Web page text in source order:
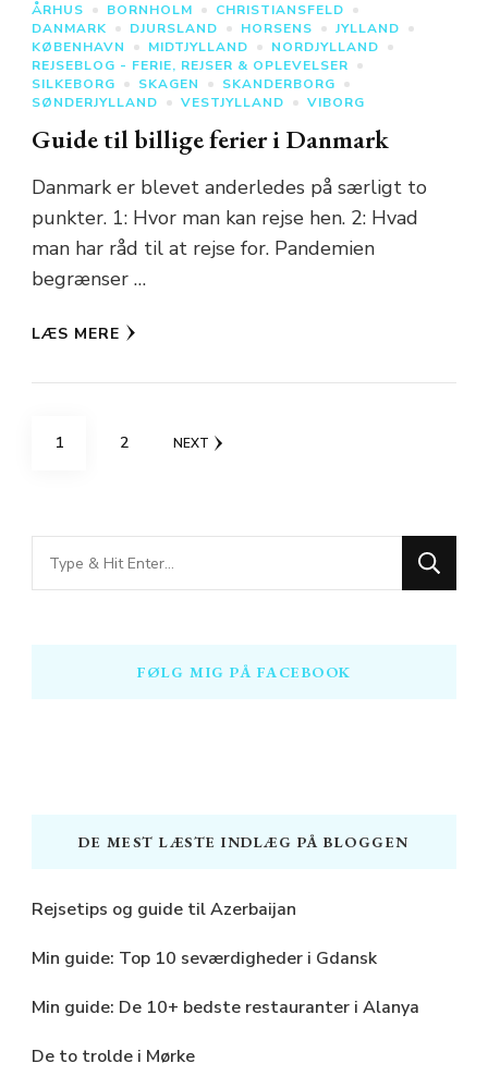
ÅRHUS BORNHOLM
CHRISTIANSFELD
DANMARK
DJURSLAND HORSENS
JYLLAND
KØBENHAVN
MIDTJYLLAND
NORDJYLLAND
REJSEBLOG - FERIE, REJSER & OPLEVELSER
SILKEBORG
SKAGEN
SKANDERBORG
SØNDERJYLLAND
VESTJYLLAND VIBORG
Guide til billige ferier i Danmark
Danmark er blevet anderledes på særligt to
punkter. 1: Hvor man kan rejse hen. 2: Hvad
man har råd til at rejse for. Pandemien
begrænser …
LÆS MERE
Indlægsinddeling
PAGE
1 PAGE
2 NEXT
Looking
for
FØLG MIG PÅ FACEBOOK
DE MEST LÆSTE INDLÆG PÅ BLOGGEN
Rejsetips og guide til Azerbaijan
Min guide: Top 10 seværdigheder i Gdansk
Min guide: De 10+ bedste restauranter i Alanya
De to trolde i Mørke